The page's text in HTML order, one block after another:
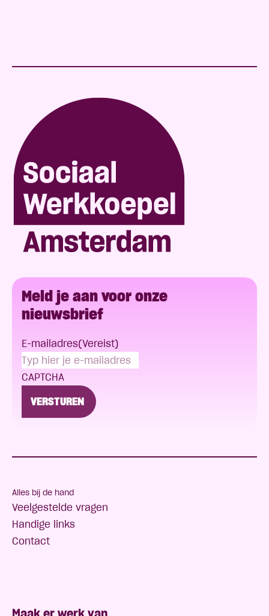
Meld je aan voor onze
nieuwsbrief
E-mailadres(Vereist)
CAPTCHA
Alles bij de hand
Veelgestelde vragen
Handige links
Contact